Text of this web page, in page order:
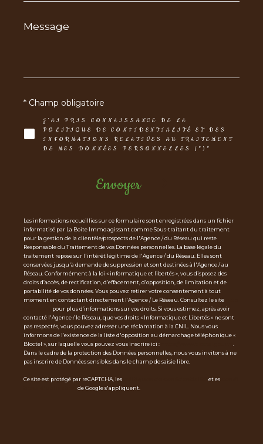
Message
*
J'AI PRIS CONNAISSANCE DE LA
POLITIQUE DE CONFIDENTIALITÉ ET DES
INFORMATIONS RELATIVES AU TRAITEMENT
DE MES DONNÉES PERSONNELLES (*)*
* Champ obligatoire
Envoyer
Les informations recueillies sur ce formulaire sont enregistrées dans un fichier
informatisé par La Boite Immo agissant comme Sous-traitant du traitement
pour la gestion de la clientèle/prospects de l'Agence / du Réseau qui reste
Responsable du Traitement de vos Données personnelles. La base légale du
traitement repose sur l'intérêt légitime de l'Agence / du Réseau. Elles sont
conservées jusqu'à demande de suppression et sont destinées à l'Agence / au
Réseau. Conformément à la loi « informatique et libertés », vous disposez des
droits d’accès, de rectification, d’effacement, d’opposition, de limitation et de
portabilité de vos données. Vous pouvez retirer votre consentement à tout
moment en contactant directement l’Agence / Le Réseau. Consultez le site
pour plus d’informations sur vos droits. Si vous estimez, après avoir
contacté l'Agence / le Réseau, que vos droits « Informatique et Libertés » ne sont
pas respectés, vous pouvez adresser une réclamation à la CNIL. Nous vous
informons de l’existence de la liste d'opposition au démarchage téléphonique «
Bloctel », sur laquelle vous pouvez vous inscrire ici :
Dans le cadre de la protection des Données personnelles, nous vous invitons à ne
pas inscrire de Données sensibles dans le champ de saisie libre.
Ce site est protégé par reCAPTCHA, les et es
de Google s'appliquent.